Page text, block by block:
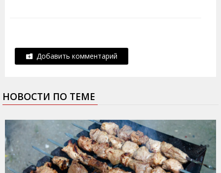
Добавить комментарий
НОВОСТИ ПО ТЕМЕ